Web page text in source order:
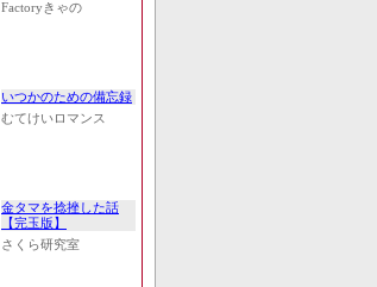
Factoryきゃの
いつかのための備忘録
むてけいロマンス
金タマを捻挫した話
【完玉版】
さくら研究室